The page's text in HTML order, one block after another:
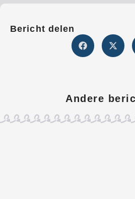
Bericht delen
Andere